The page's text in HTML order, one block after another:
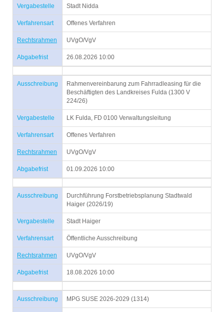
Vergabestelle Stadt Nidda
Verfahrensart Offenes Verfahren
Rechtsrahmen UVgO/VgV
Abgabefrist 26.08.2026 10:00
Ausschreibung
Rahmenvereinbarung zum Fahrradleasing für die
Beschäftigten des Landkreises Fulda (1300 V
224/26)
Vergabestelle LK Fulda, FD 0100 Verwaltungsleitung
Verfahrensart Offenes Verfahren
Rechtsrahmen UVgO/VgV
Abgabefrist 01.09.2026 10:00
Ausschreibung
Durchführung Forstbetriebsplanung Stadtwald
Haiger (2026/19)
Vergabestelle Stadt Haiger
Verfahrensart Öffentliche Ausschreibung
Rechtsrahmen UVgO/VgV
Abgabefrist 18.08.2026 10:00
Ausschreibung MPG SUSE 2026-2029 (1314)